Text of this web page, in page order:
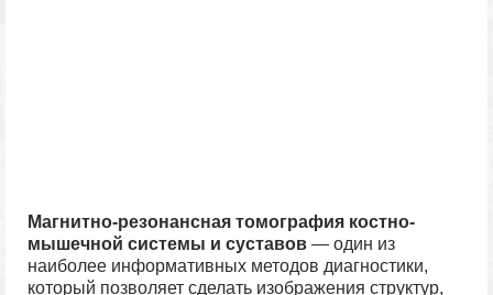
Магнитно-резонансная томография костно-
мышечной системы и суставов — один из
наиболее информативных методов диагностики,
который позволяет сделать изображения структур,